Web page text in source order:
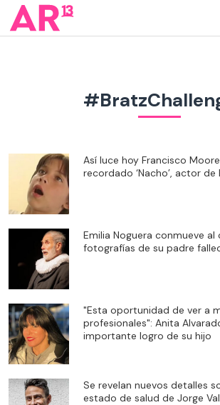
Así luce hoy Francisco
recordado ‘Nacho’, actor de
Emilia Noguera conmueve
fotografías de su padre
"Esta oportunidad de ver a
profesionales": Anita
importante logro de su hijo
Se revelan nuevos detalles
estado de salud de Jorge